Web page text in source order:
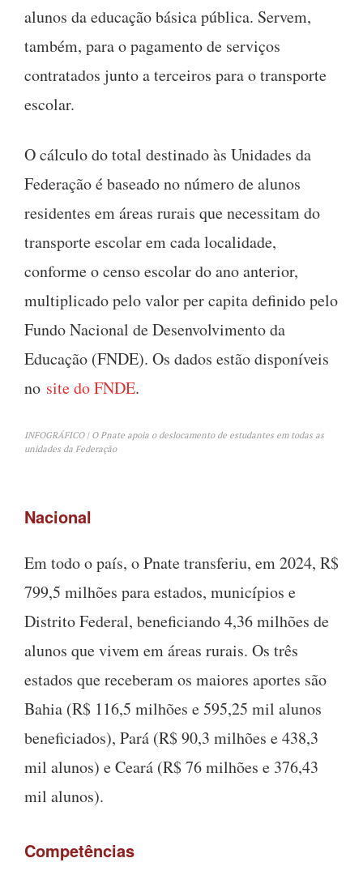
alunos da educação básica pública. Servem,
também, para o pagamento de serviços
contratados junto a terceiros para o transporte
escolar.
O cálculo do total destinado às Unidades da
Federação é baseado no número de alunos
residentes em áreas rurais que necessitam do
transporte escolar em cada localidade,
conforme o censo escolar do ano anterior,
multiplicado pelo valor per capita definido pelo
Fundo Nacional de Desenvolvimento da
Educação (FNDE). Os dados estão disponíveis
no site do FNDE.
INFOGRÁFICO | O Pnate apoia o deslocamento de estudantes em todas as
unidades da Federação
Nacional
Em todo o país, o Pnate transferiu, em 2024, R$
799,5 milhões para estados, municípios e
Distrito Federal, beneficiando 4,36 milhões de
alunos que vivem em áreas rurais. Os três
estados que receberam os maiores aportes são
Bahia (R$ 116,5 milhões e 595,25 mil alunos
beneficiados), Pará (R$ 90,3 milhões e 438,3
mil alunos) e Ceará (R$ 76 milhões e 376,43
mil alunos).
Competências